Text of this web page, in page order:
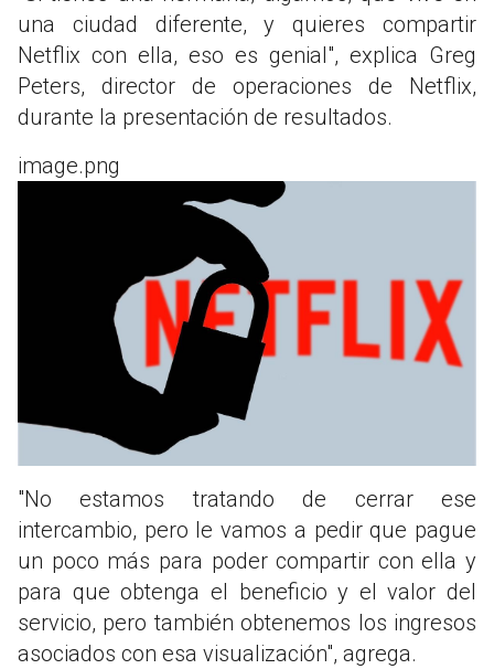
una ciudad diferente, y quieres compartir
Netflix con ella, eso es genial", explica Greg
Peters, director de operaciones de Netflix,
durante la presentación de resultados.
image.png
"No estamos tratando de cerrar ese
intercambio, pero le vamos a pedir que pague
un poco más para poder compartir con ella y
para que obtenga el beneficio y el valor del
servicio, pero también obtenemos los ingresos
asociados con esa visualización", agrega.